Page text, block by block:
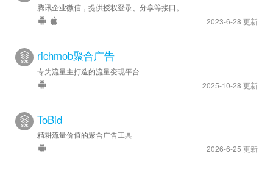
腾讯企业微信，提供授权登录、分享等接口。
2023-6-28 更新
richmob聚合广告
专为流量主打造的流量变现平台
2025-10-28 更新
ToBid
精耕流量价值的聚合广告工具
2026-6-25 更新